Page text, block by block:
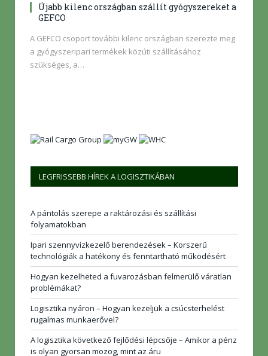
Újabb kilenc országban szállít gyógyszereket a
GEFCO
A GEFCO csoport további kilenc országban szerezte meg
a gyógyszeripari termékek közúti szállításához
szükséges, a…
LEGFRISSEBB HÍREK A LOGISZTIKÁBAN
A pántolás szerepe a raktározási és szállítási
folyamatokban
Ipari szennyvízkezelő berendezések – Korszerű
technológiák a hatékony és fenntartható működésért
Hogyan kezelheted a fuvarozásban felmerülő váratlan
problémákat?
Logisztika nyáron – Hogyan kezeljük a csúcsterhelést
rugalmas munkaerővel?
A logisztika következő fejlődési lépcsője – Amikor a pénz
is olyan gyorsan mozog, mint az áru